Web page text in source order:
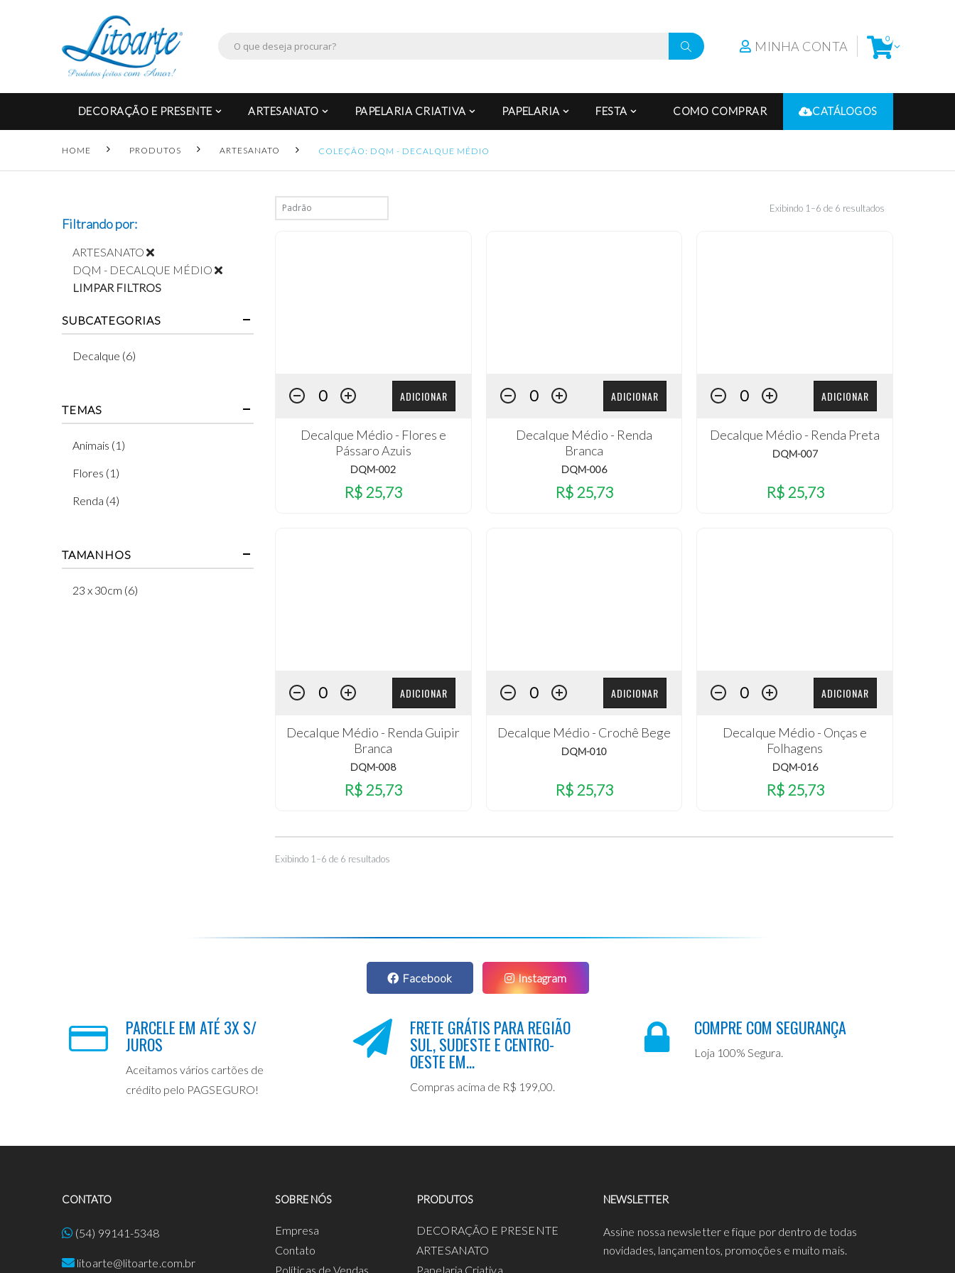
MINHA CONTA 0
DECORAÇÃO E PRESENTE ARTESANATO PAPELARIA CRIATIVA PAPELARIA FESTA COMO COMPRAR CATÁLOGOS
HOME PRODUTOS ARTESANATO COLEÇÃO: DQM - DECALQUE MÉDIO
Exibindo 1–6 de 6 resultados
ADICIONAR
Decalque Médio - Flores e
Pássaro Azuis
DQM-002
R$ 25,73
ADICIONAR
Decalque Médio - Renda
Branca
DQM-006
R$ 25,73
ADICIONAR
Decalque Médio - Renda Preta
DQM-007
R$ 25,73
ADICIONAR
Decalque Médio - Renda Guipir
Branca
DQM-008
R$ 25,73
ADICIONAR
Decalque Médio - Crochê Bege
DQM-010
R$ 25,73
ADICIONAR
Decalque Médio - Onças e
Folhagens
DQM-016
R$ 25,73
Exibindo 1–6 de 6 resultados
Filtrando por:
ARTESANATO
DQM - DECALQUE MÉDIO
LIMPAR FILTROS
SUBCATEGORIAS
Decalque (6)
TEMAS
Animais (1)
Flores (1)
Renda (4)
TAMANHOS
23 x 30cm (6)
Facebook Instagram
PARCELE EM ATÉ 3X S/
JUROS
Aceitamos vários cartões de
crédito pelo PAGSEGURO!
FRETE GRÁTIS PARA REGIÃO
SUL, SUDESTE E CENTRO-
OESTE EM...
Compras acima de R$ 199,00.
COMPRE COM SEGURANÇA
Loja 100% Segura.
CONTATO
(54) 99141-5348
litoarte@litoarte.com.br
SOBRE NÓS
Empresa
Contato
Políticas de Vendas
PRODUTOS
DECORAÇÃO E PRESENTE
ARTESANATO
Papelaria Criativa
NEWSLETTER
Assine nossa newsletter e fique por dentro de todas
novidades, lançamentos, promoções e muito mais.